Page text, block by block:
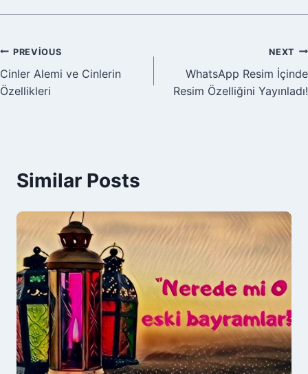
Yazı
gezinmesi
PREVIOUS
Cinler Alemi ve Cinlerin
Özellikleri
NEXT
WhatsApp Resim İçinde
Resim Özelliğini Yayınladı!
Similar Posts